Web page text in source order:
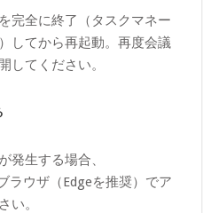
完全に終了（タスクマネー
してから再起動。再度会議
してください。
発生する場合、
ウザ（Edgeを推奨）でア
い。